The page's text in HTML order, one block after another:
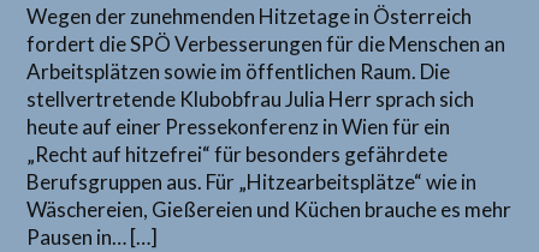
Wegen der zunehmenden Hitzetage in Österreich
fordert die SPÖ Verbesserungen für die Menschen an
Arbeitsplätzen sowie im öffentlichen Raum. Die
stellvertretende Klubobfrau Julia Herr sprach sich
heute auf einer Pressekonferenz in Wien für ein
„Recht auf hitzefrei“ für besonders gefährdete
Berufsgruppen aus. Für „Hitzearbeitsplätze“ wie in
Wäschereien, Gießereien und Küchen brauche es mehr
Pausen in… […]